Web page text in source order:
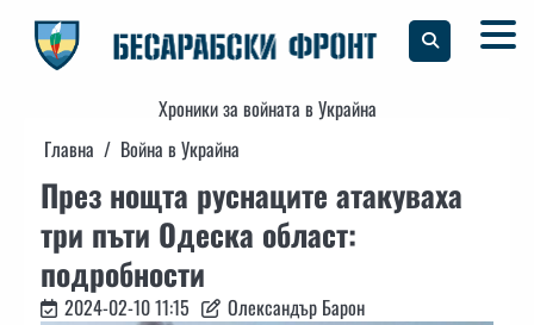
content
Хроники за войната в Украйна
Главна
Война в Украйна
През нощта руснаците атакуваха
три пъти Одеска област:
подробности
2024-02-10 11:15 Олександър Барон